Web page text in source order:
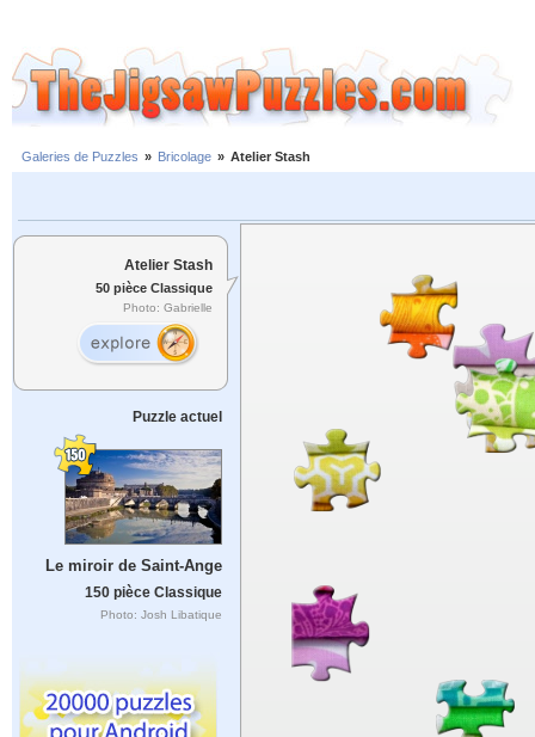
Galeries de Puzzles » Bricolage » Atelier Stash
Atelier Stash
50 pièce Classique
Photo: Gabrielle
Puzzle actuel
Le miroir de Saint-Ange
150 pièce Classique
Photo: Josh Libatique